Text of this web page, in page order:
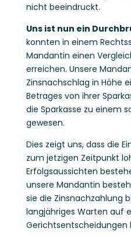
nicht beeindruckt.
Uns ist nun ein
konnten in einem
Mandantin einen
erreichen. Unsere
Zinsnachschlag in Höhe
Betrages von ihrer
die Sparkasse zu einem
gewesen.
Dies zeigt uns, dass die
zum jetzigen Zeitpunkt
Erfolgsaussichten
unsere Mandantin
sie die Zinsnachzahlung
langjähriges Warten auf
Gerichtsentscheidungen